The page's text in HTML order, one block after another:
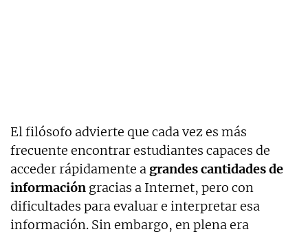
El filósofo advierte que cada vez es más
frecuente encontrar estudiantes capaces de
acceder rápidamente a grandes cantidades de
información gracias a Internet, pero con
dificultades para evaluar e interpretar esa
información. Sin embargo, en plena era